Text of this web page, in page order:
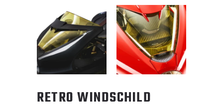
RETRO WINDSCHILD